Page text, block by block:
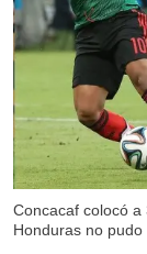
Concacaf colocó
Honduras no pudo